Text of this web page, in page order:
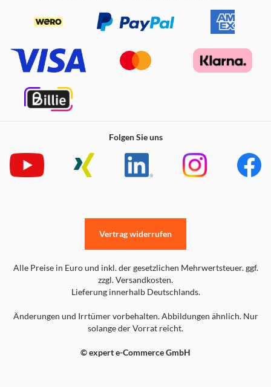
Folgen Sie uns
Alle Preise in Euro und inkl. der gesetzlichen Mehrwertsteuer. ggf.
zzgl. Versandkosten.
Lieferung innerhalb Deutschlands.
Änderungen und Irrtümer vorbehalten. Abbildungen ähnlich. Nur
solange der Vorrat reicht.
© expert e-Commerce GmbH
Vertrag widerrufen